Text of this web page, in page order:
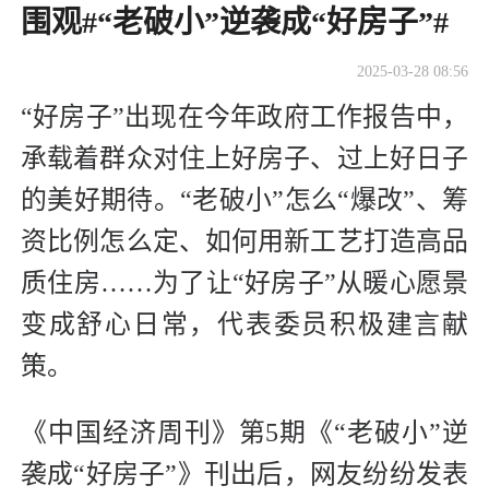
围观#“老破小”逆袭成“好房子”#
2025-03-28 08:56
“好房子”出现在今年政府工作报告中，
承载着群众对住上好房子、过上好日子
的美好期待。“老破小”怎么“爆改”、筹
资比例怎么定、如何用新工艺打造高品
质住房……为了让“好房子”从暖心愿景
变成舒心日常，代表委员积极建言献
策。
《中国经济周刊》第5期《“老破小”逆
袭成“好房子”》刊出后，网友纷纷发表